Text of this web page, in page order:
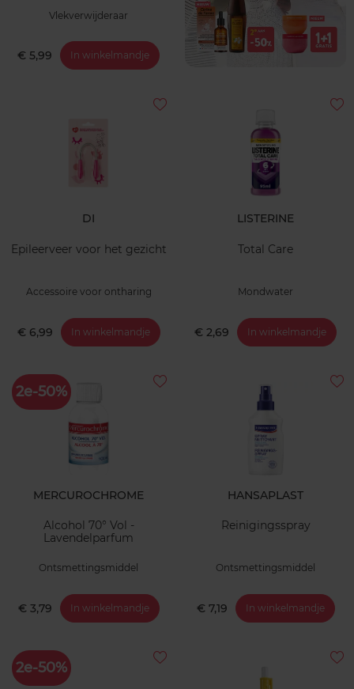
Vlekverwijderaar
€ 5,99 In winkelmandje
DI
Epileerveer voor het gezicht
Accessoire voor ontharing
€ 6,99 In winkelmandje
LISTERINE
Total Care
Mondwater
€ 2,69 In winkelmandje
2e-50%
MERCUROCHROME
Alcohol 70° Vol -
Lavendelparfum
Ontsmettingsmiddel
€ 3,79 In winkelmandje
HANSAPLAST
Reinigingsspray
Ontsmettingsmiddel
€ 7,19 In winkelmandje
2e-50%